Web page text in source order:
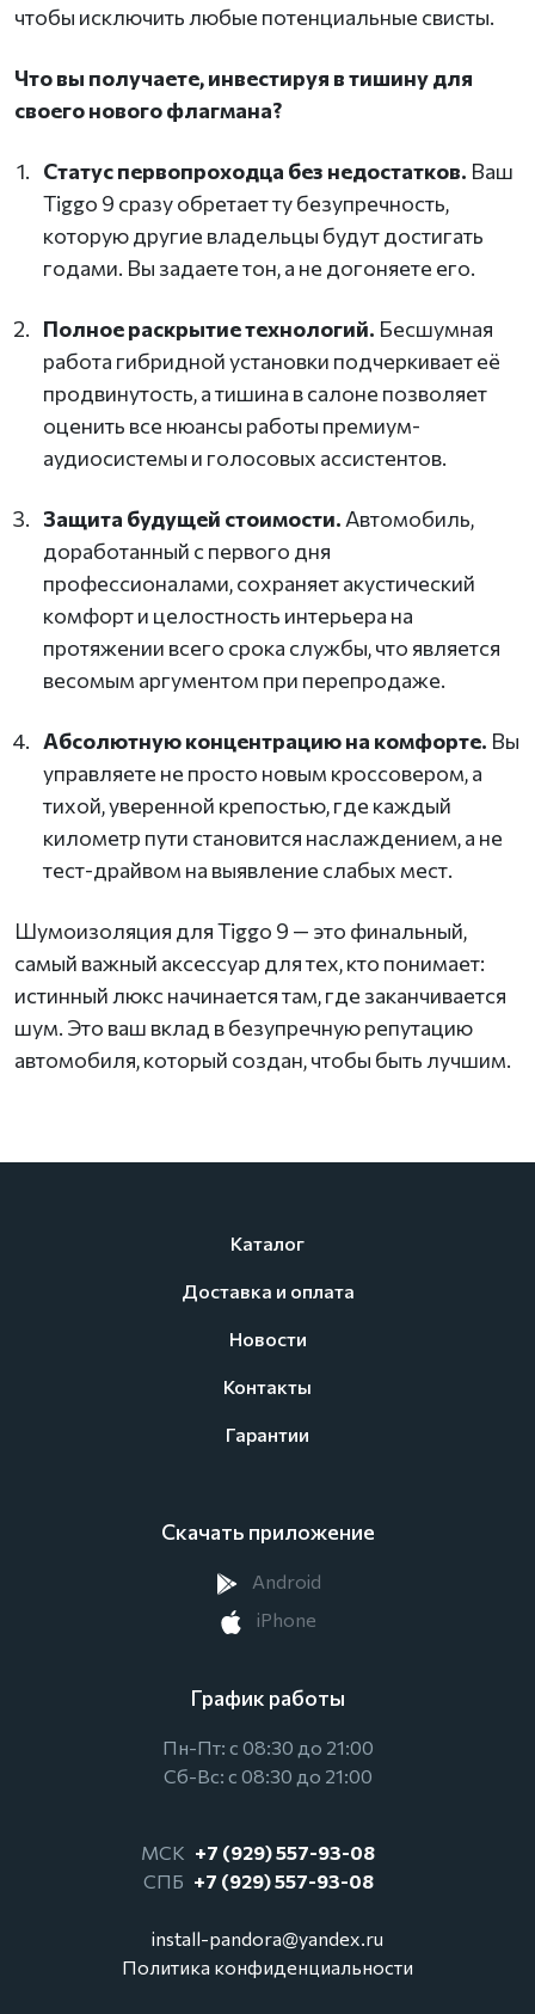
чтобы исключить любые потенциальные свисты.
Что вы получаете, инвестируя в тишину для
своего нового флагмана?
Статус первопроходца без недостатков. Ваш
Tiggo 9 сразу обретает ту безупречность,
которую другие владельцы будут достигать
годами. Вы задаете тон, а не догоняете его.
Полное раскрытие технологий. Бесшумная
работа гибридной установки подчеркивает её
продвинутость, а тишина в салоне позволяет
оценить все нюансы работы премиум-
аудиосистемы и голосовых ассистентов.
Защита будущей стоимости. Автомобиль,
доработанный с первого дня
профессионалами, сохраняет акустический
комфорт и целостность интерьера на
протяжении всего срока службы, что является
весомым аргументом при перепродаже.
Абсолютную концентрацию на комфорте. Вы
управляете не просто новым кроссовером, а
тихой, уверенной крепостью, где каждый
километр пути становится наслаждением, а не
тест-драйвом на выявление слабых мест.
Шумоизоляция для Tiggo 9 — это финальный,
самый важный аксессуар для тех, кто понимает:
истинный люкс начинается там, где заканчивается
шум. Это ваш вклад в безупречную репутацию
автомобиля, который создан, чтобы быть лучшим.
Каталог
Доставка и оплата
Новости
Контакты
Гарантии
Скачать приложение
Android
iPhone
График работы
Пн-Пт: с 08:30 до 21:00
Сб-Вс: с 08:30 до 21:00
МСК +7 (929) 557-93-08
СПБ +7 (929) 557-93-08
install-pandora@yandex.ru
Политика конфиденциальности